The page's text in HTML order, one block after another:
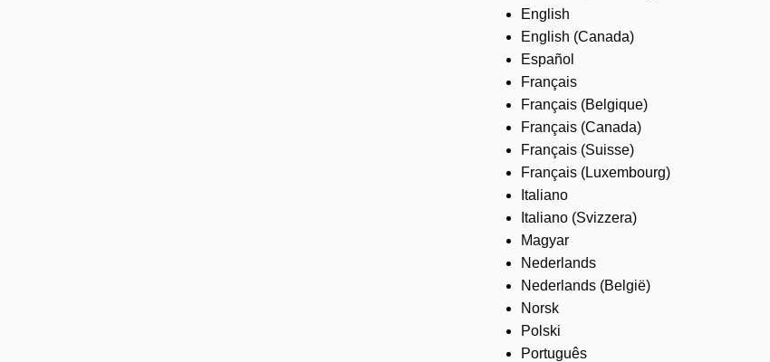
English
English (Canada)
Español
Français
Français (Belgique)
Français (Canada)
Français (Suisse)
Français (Luxembourg)
Italiano
Italiano (Svizzera)
Magyar
Nederlands
Nederlands (België)
Norsk
Polski
Português